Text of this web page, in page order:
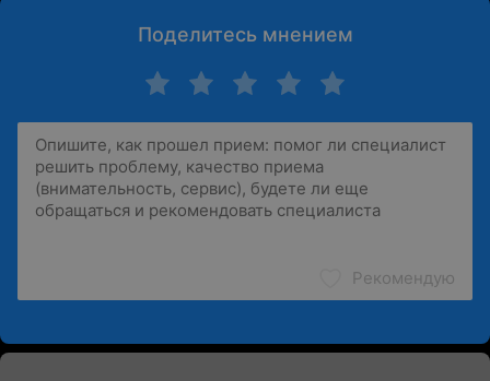
Поделитесь мнением
Рекомендую